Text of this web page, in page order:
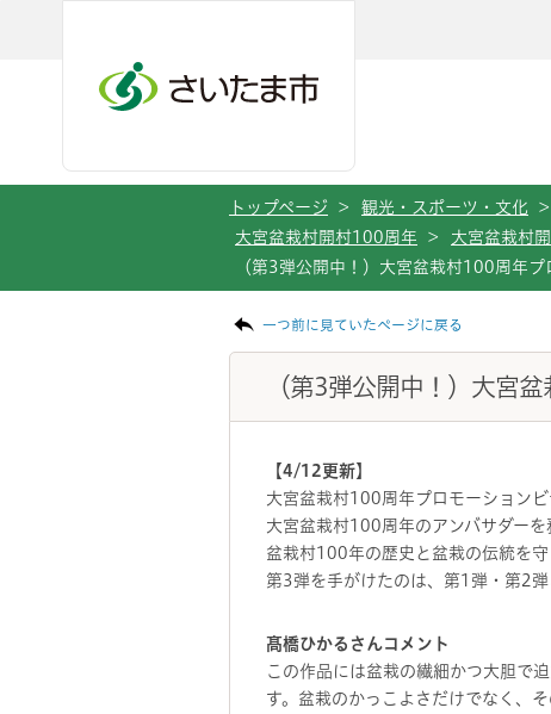
トップページ > 観光・スポーツ・文化 >
大宮盆栽村開村100周年
> 大宮盆栽村
（第3弾公開中！）大宮盆栽村100周年
一つ前に見ていたページに戻る
（第3弾公開中！）大宮
【4/12更新】
大宮盆栽村100周年プロモーションビ
大宮盆栽村100周年のアンバサダー
盆栽村100年の歴史と盆栽の伝統を
第3弾を手がけたのは、第1弾・第2
髙橋ひかるさんコメント
この作品には盆栽の繊細かつ大胆で
す。盆栽のかっこよさだけでなく、